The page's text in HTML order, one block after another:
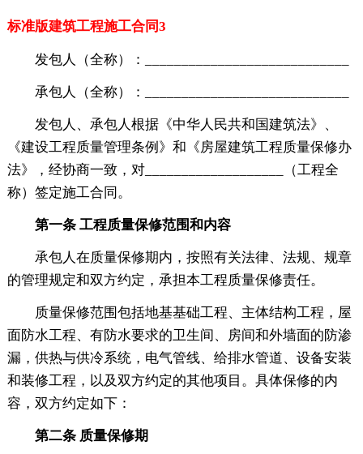
标准版建筑工程施工合同3
发包人（全称）：____________________________
承包人（全称）：____________________________
发包人、承包人根据《中华人民共和国建筑法》、
《建设工程质量管理条例》和《房屋建筑工程质量保修办
法》，经协商一致，对___________________（工程全
称）签定施工合同。
第一条 工程质量保修范围和内容
承包人在质量保修期内，按照有关法律、法规、规章
的管理规定和双方约定，承担本工程质量保修责任。
质量保修范围包括地基基础工程、主体结构工程，屋
面防水工程、有防水要求的卫生间、房间和外墙面的防渗
漏，供热与供冷系统，电气管线、给排水管道、设备安装
和装修工程，以及双方约定的其他项目。具体保修的内
容，双方约定如下：
第二条 质量保修期